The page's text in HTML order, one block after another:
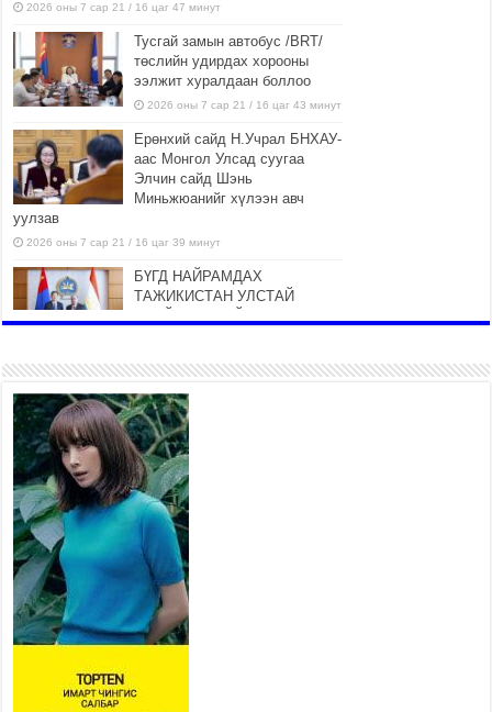
2026 оны 7 сар 21 / 16 цаг 47 минут
Тусгай замын автобус /BRT/
төслийн удирдах хорооны
ээлжит хуралдаан боллоо
2026 оны 7 сар 21 / 16 цаг 43 минут
Ерөнхий сайд Н.Учрал БНХАУ-
аас Монгол Улсад суугаа
Элчин сайд Шэнь
Миньжюанийг хүлээн авч
уулзав
2026 оны 7 сар 21 / 16 цаг 39 минут
БҮГД НАЙРАМДАХ
ТАЖИКИСТАН УЛСТАЙ
26,992 суралцагч хотхоны бага
сургуульд, 8100 суралцагч
төрөлжсөн ахлах сургуульд
суралцана
2026 оны 7 сар 21 / 13 цаг 43 минут
COP17 хурлын үеэрх замын
хөдөлгөөн, нийтийн тээврийн
зохицуулалт, сургууль,
цэцэрлэг, зах, худалдааны
төвийн ажиллах хуваарийг гаргаж, иргэдэд
мэдээлэхийг үүрэг болголоо
2026 оны 7 сар 21 / 11 цаг 59 минут
Гэр бүлийн хэрэг шүүхэд хянан шийдвэрлэх
тухай хуулиар хүүхдийн дээд ашиг сонирхлыг
нэн тэргүүнд хангахыг баталгаажууллаа